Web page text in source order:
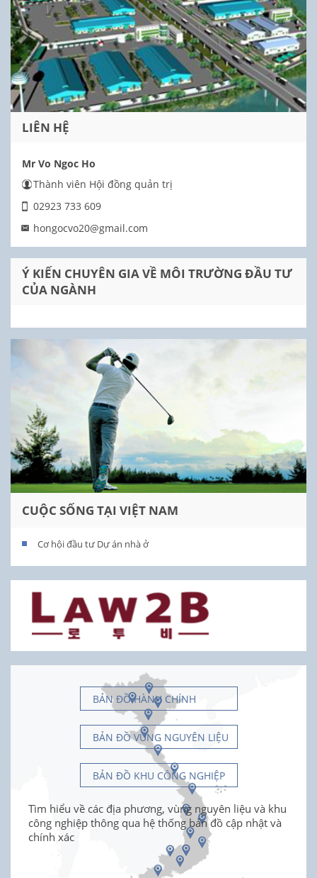
LIÊN HỆ
Mr Vo Ngoc Ho
Thành viên Hội đồng quản trị
02923 733 609
hongocvo20@gmail.com
Ý KIẾN CHUYÊN GIA VỀ MÔI TRƯỜNG ĐẦU TƯ
CỦA NGÀNH
CUỘC SỐNG TẠI VIỆT NAM
Cơ hội đầu tư Dự án nhà ở
BẢN ĐỒ HÀNH CHÍNH
BẢN ĐỒ VÙNG NGUYÊN LIỆU
BẢN ĐỒ KHU CÔNG NGHIỆP
Tìm hiểu về các địa phương, vùng nguyên liệu và khu
công nghiệp thông qua hệ thống bản đồ cập nhật và
chính xác